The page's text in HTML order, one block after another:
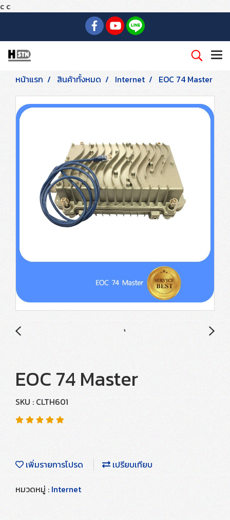
c c
หน้าแรก สินค้าทั้งหมด Internet EOC 74 Master
EOC 74 Master
SKU : CLTH601
เพิ่มรายการโปรด
เปรียบเทียบ
หมวดหมู่ : Internet